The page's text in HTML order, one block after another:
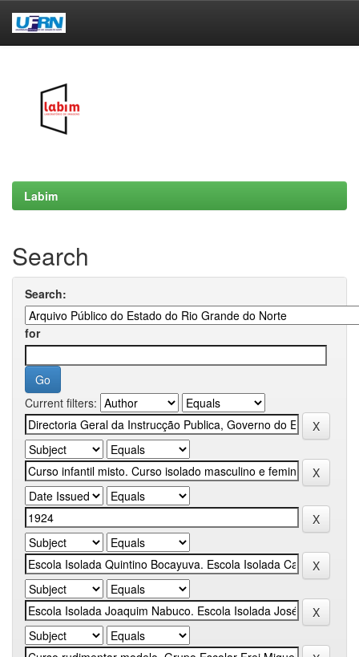
Labim
Search
Search:
for
Current filters: